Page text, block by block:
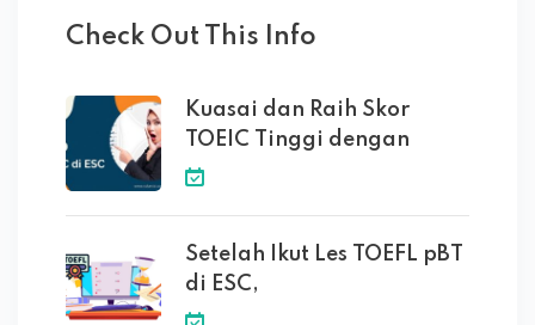
Check Out This Info
Kuasai dan Raih Skor
TOEIC Tinggi dengan
Setelah Ikut Les TOEFL pBT
di ESC,